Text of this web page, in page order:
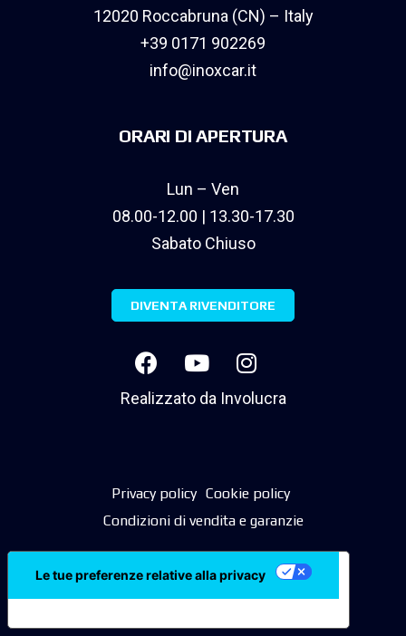
12020 Roccabruna (CN) – Italy
+39 0171 902269
info@inoxcar.it
ORARI DI APERTURA
Lun – Ven
08.00-12.00 | 13.30-17.30
Sabato Chiuso
DIVENTA RIVENDITORE
Realizzato da Involucra
Privacy policy Cookie policy
Condizioni di vendita e garanzie
Le tue preferenze relative alla privacy